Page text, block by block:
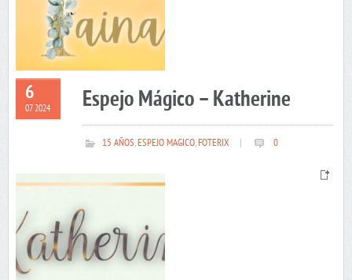
6
07 2024 Espejo Mágico – Katherine
15 AÑOS,ESPEJO MAGICO,FOTERIX 0